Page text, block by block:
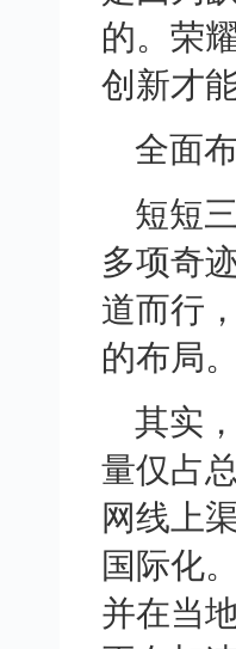
的。荣
创新才
全面
短短
多项奇
道而行
的布局
其实
量仅占
网线上
国际化
并在当